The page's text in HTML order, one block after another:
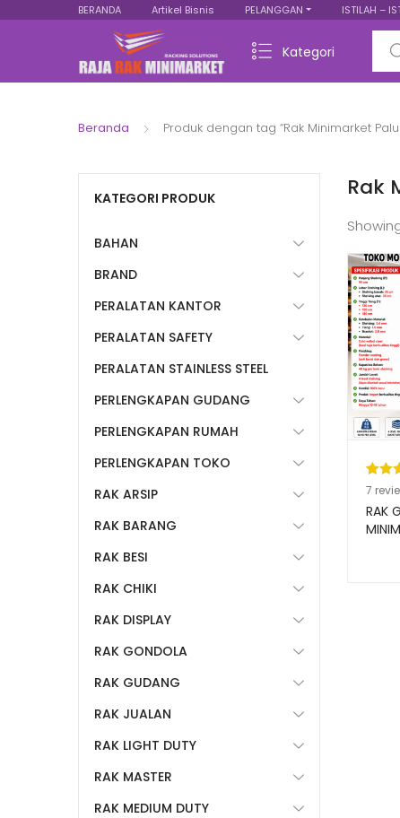
BERANDA Artikel Bisnis PELANGGAN ISTILAH –
Kategori
Beranda Produk dengan tag “Rak Minimarket
Rak
5.00
7
7
RAK
KATEGORI PRODUK
BAHAN
BRAND
PERALATAN KANTOR
PERALATAN SAFETY
PERALATAN STAINLESS STEEL
PERLENGKAPAN GUDANG
PERLENGKAPAN RUMAH
PERLENGKAPAN TOKO
RAK ARSIP
RAK BARANG
RAK BESI
RAK CHIKI
RAK DISPLAY
RAK GONDOLA
RAK GUDANG
RAK JUALAN
RAK LIGHT DUTY
RAK MASTER
RAK MEDIUM DUTY